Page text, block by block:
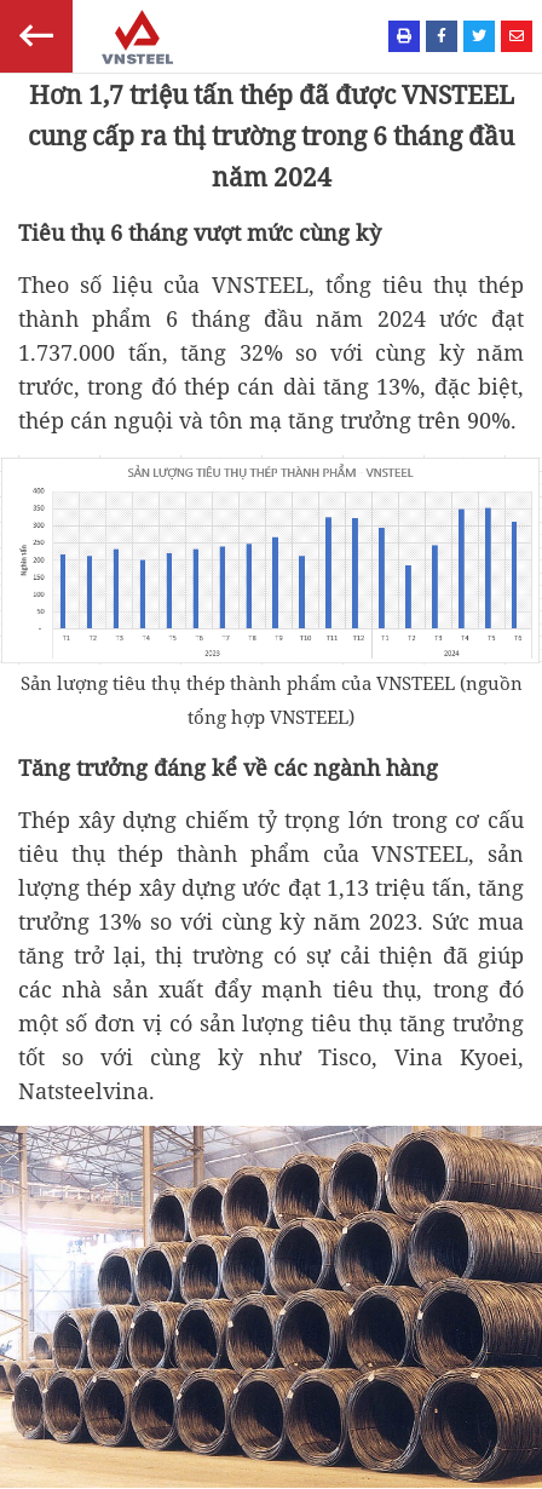
Hơn 1,7 triệu tấn thép đã được VNSTEEL
cung cấp ra thị trường trong 6 tháng đầu
năm 2024
Tiêu thụ 6 tháng vượt mức cùng kỳ
Theo số liệu của VNSTEEL, tổng tiêu thụ thép
thành phẩm 6 tháng đầu năm 2024 ước đạt
1.737.000 tấn, tăng 32% so với cùng kỳ năm
trước, trong đó thép cán dài tăng 13%, đặc biệt,
thép cán nguội và tôn mạ tăng trưởng trên 90%.
Sản lượng tiêu thụ thép thành phẩm của VNSTEEL (nguồn
tổng hợp VNSTEEL)
Tăng trưởng đáng kể về các ngành hàng
Thép xây dựng chiếm tỷ trọng lớn trong cơ cấu
tiêu thụ thép thành phẩm của VNSTEEL, sản
lượng thép xây dựng ước đạt 1,13 triệu tấn, tăng
trưởng 13% so với cùng kỳ năm 2023. Sức mua
tăng trở lại, thị trường có sự cải thiện đã giúp
các nhà sản xuất đẩy mạnh tiêu thụ, trong đó
một số đơn vị có sản lượng tiêu thụ tăng trưởng
tốt so với cùng kỳ như Tisco, Vina Kyoei,
Natsteelvina.